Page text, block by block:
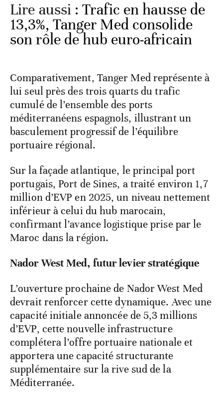
Lire aussi :Trafic en hausse de
13,3%, Tanger Med consolide
son rôle de hub euro-africain
Comparativement, Tanger Med représente à
lui seul près des trois quarts du trafic
cumulé de l’ensemble des ports
méditerranéens espagnols, illustrant un
basculement progressif de l’équilibre
portuaire régional.
Sur la façade atlantique, le principal port
portugais, Port de Sines, a traité environ 1,7
million d’EVP en 2025, un niveau nettement
inférieur à celui du hub marocain,
confirmant l’avance logistique prise par le
Maroc dans la région.
Nador West Med, futur levier stratégique
L’ouverture prochaine de Nador West Med
devrait renforcer cette dynamique. Avec une
capacité initiale annoncée de 5,3 millions
d’EVP, cette nouvelle infrastructure
complétera l’offre portuaire nationale et
apportera une capacité structurante
supplémentaire sur la rive sud de la
Méditerranée.